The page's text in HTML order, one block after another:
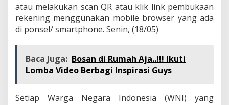
atau melakukan scan QR atau klik link pembukaan
rekening menggunakan mobile browser yang ada
di ponsel/ smartphone. Senin, (18/05)
Baca Juga: Bosan di Rumah Aja..!!! Ikuti
Lomba Video Berbagi Inspirasi Guys
Setiap Warga Negara Indonesia (WNI) yang